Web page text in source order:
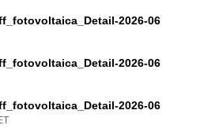
2026-06
2026-06
2026-06